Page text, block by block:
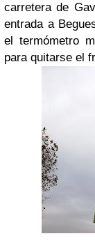
carretera de
entrada a
el termómetro
para quitarse el